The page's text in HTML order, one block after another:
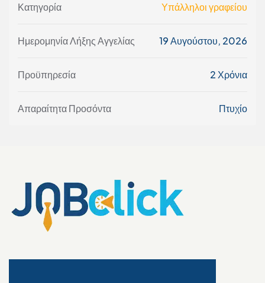
Κατηγορία Υπάλληλοι γραφείου
Ημερομηνία Λήξης Αγγελίας 19 Αυγούστου, 2026
Προϋπηρεσία 2 Χρόνια
Απαραίτητα Προσόντα Πτυχίο